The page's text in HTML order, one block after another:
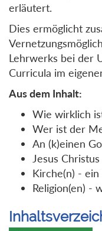
erläutert.
Dies ermöglicht
Lehrwerks bei der
Curricula im
Aus dem Inhalt:
Wie wirklich
Wer ist der
An (k)einen
Jesus
Kirche(n) -
Religion(en) -